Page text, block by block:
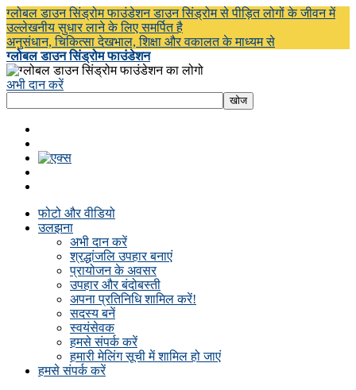
ग्लोबल डाउन सिंड्रोम फाउंडेशन डाउन सिंड्रोम से पीड़ित लोगों के जीवन में
उल्लेखनीय सुधार लाने के लिए समर्पित है
अनुसंधान, चिकित्सा देखभाल, शिक्षा और वकालत के माध्यम से
ग्लोबल डाउन सिंड्रोम फाउंडेशन
अभी दान करें
फोटो और वीडियो
उलझना
अभी दान करें
श्रद्धांजलि उपहार बनाएं
प्रायोजन के अवसर
उपहार और बंदोबस्ती
अपना प्रतिनिधि शामिल करें!
सदस्य बनें
स्वयंसेवक
हमसे संपर्क करें
हमारी मेलिंग सूची में शामिल हो जाएं
हमसे संपर्क करें